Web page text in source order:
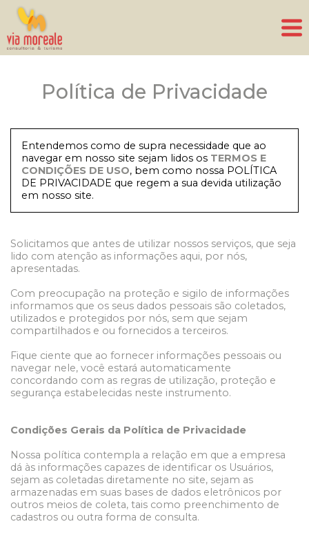
Política de Privacidade
Entendemos como de supra necessidade que ao
navegar em nosso site sejam lidos os TERMOS E
CONDIÇÕES DE USO, bem como nossa POLÍTICA
DE PRIVACIDADE que regem a sua devida utilização
em nosso site.
Solicitamos que antes de utilizar nossos serviços, que seja
lido com atenção as informações aqui, por nós,
apresentadas.
Com preocupação na proteção e sigilo de informações
informamos que os seus dados pessoais são coletados,
utilizados e protegidos por nós, sem que sejam
compartilhados e ou fornecidos a terceiros.
Fique ciente que ao fornecer informações pessoais ou
navegar nele, você estará automaticamente
concordando com as regras de utilização, proteção e
segurança estabelecidas neste instrumento.
Condições Gerais da Política de Privacidade
Nossa política contempla a relação em que a empresa
dá às informações capazes de identificar os Usuários,
sejam as coletadas diretamente no site, sejam as
armazenadas em suas bases de dados eletrônicos por
outros meios de coleta, tais como preenchimento de
cadastros ou outra forma de consulta.